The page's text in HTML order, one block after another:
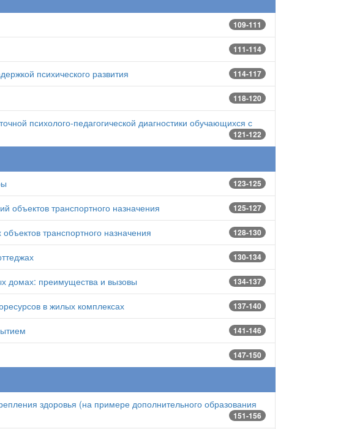
109-111
111-114
психического развития 114-117
118-120
психолого-педагогической диагностики обучающихся с
121-122
123-125
объектов транспортного назначения 125-127
транспортного назначения 128-130
130-134
домах: преимущества и вызовы 134-137
в жилых комплексах 137-140
141-146
147-150
здоровья (на примере дополнительного образования
151-156